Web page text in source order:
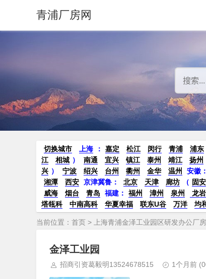
青浦厂房网
切换城市 上海 ： 嘉定 松江 闵行 青浦 浦东
江
相城 ） 南通 宜兴 镇江 泰州 靖江 扬州
兴 ） 宁波 绍兴 台州 衢州 金华 温州 安徽 ：
湘潭
西安 京津冀鲁： 北京 天津 廊坊 （ 固安
威海
烟台 青岛 福建： 福州 漳州 泉州 龙岩
塔瓴科
中南高科 华夏幸福 联东U谷 万洋 均
当前位置： 首页 > 上海青浦金泽工业园区研发办公厂
金泽工业园
招商引资葛毅明13524678515 1个月前